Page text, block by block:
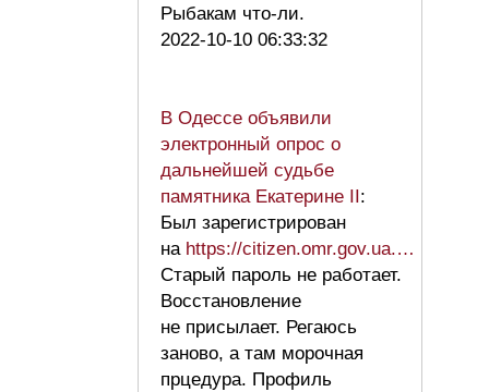
Рыбакам что-ли.
2022-10-10 06:33:32
В Одессе объявили
электронный опрос о
дальнейшей судьбе
памятника Екатерине II :
Был зарегистрирован
на https://citizen.omr.gov.ua.…
Старый пароль не работает.
Восстановление
не присылает. Регаюсь
заново, а там морочная
прцедура. Профиль